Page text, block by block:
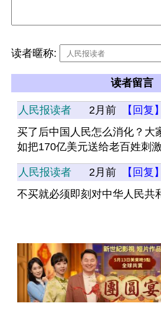
读者暱称:
读者留言
人民报读者 2月前
【回复】
买了后中国人民怎么消化？大
如把170亿美元送给老百姓刺激
人民报读者 2月前
【回复】
不买就必须即刻对中华人民共